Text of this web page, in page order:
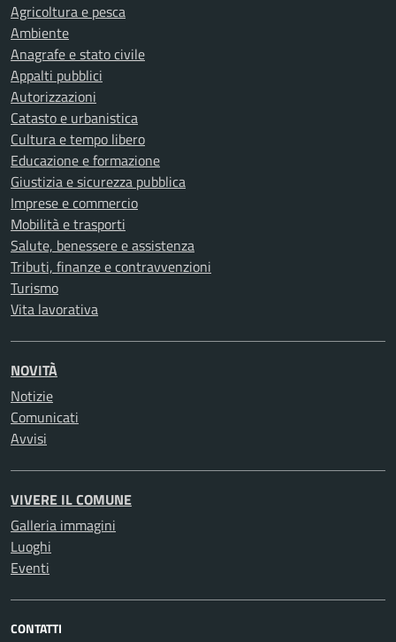
Agricoltura e pesca
Ambiente
Anagrafe e stato civile
Appalti pubblici
Autorizzazioni
Catasto e urbanistica
Cultura e tempo libero
Educazione e formazione
Giustizia e sicurezza pubblica
Imprese e commercio
Mobilità e trasporti
Salute, benessere e assistenza
Tributi, finanze e contravvenzioni
Turismo
Vita lavorativa
NOVITÀ
Notizie
Comunicati
Avvisi
VIVERE IL COMUNE
Galleria immagini
Luoghi
Eventi
CONTATTI